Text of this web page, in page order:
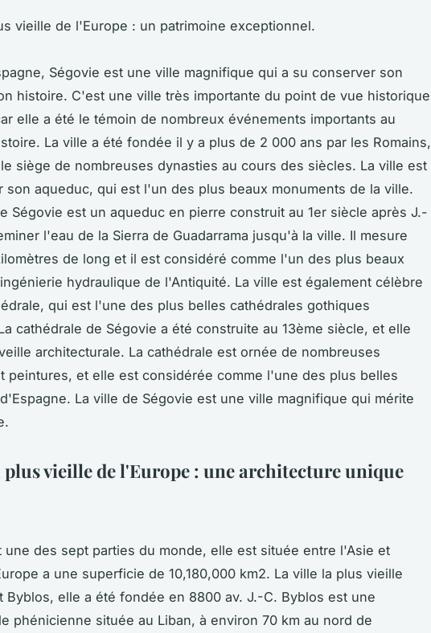
vieille de l'Europe : un patrimoine exceptionnel.
Ségovie est une ville magnifique qui a su conserver son
histoire. C'est une ville très importante du point de vue historique
elle a été le témoin de nombreux événements importants au
La ville a été fondée il y a plus de 2 000 ans par les Romains,
siège de nombreuses dynasties au cours des siècles. La ville est
son aqueduc, qui est l'un des plus beaux monuments de la ville.
Ségovie est un aqueduc en pierre construit au 1er siècle après J.-
l'eau de la Sierra de Guadarrama jusqu'à la ville. Il mesure
de long et il est considéré comme l'un des plus beaux
hydraulique de l'Antiquité. La ville est également célèbre
qui est l'une des plus belles cathédrales gothiques
cathédrale de Ségovie a été construite au 13ème siècle, et elle
architecturale. La cathédrale est ornée de nombreuses
peintures, et elle est considérée comme l'une des plus belles
La ville de Ségovie est une ville magnifique qui mérite
plus vieille de l'Europe : une architecture unique
une des sept parties du monde, elle est située entre l'Asie et
a une superficie de 10,180,000 km2. La ville la plus vieille
Byblos, elle a été fondée en 8800 av. J.-C. Byblos est une
phénicienne située au Liban, à environ 70 km au nord de